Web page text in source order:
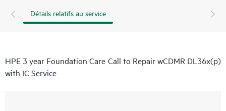
Détails relatifs au service
HPE 3 year Foundation Care Call to Repair wCDMR DL36x(p)
with IC Service